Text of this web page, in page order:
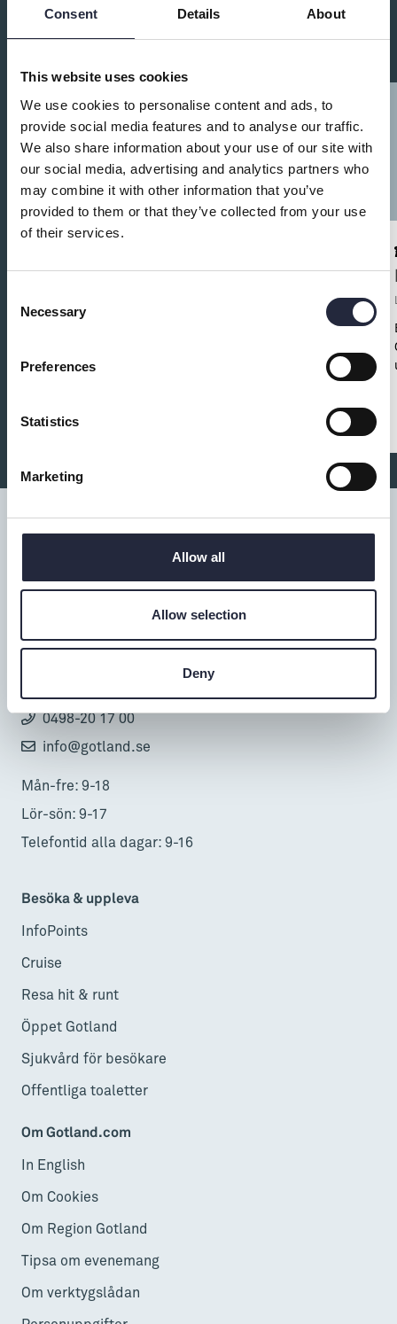
Consent Details About
This website uses cookies
We use cookies to personalise content and ads, to
provide social media features and to analyse our traffic.
We also share information about your use of our site with
our social media, advertising and analytics partners who
may combine it with other information that you’ve
provided to them or that they’ve collected from your use
of their services.
Selection
Necessary
Preferences
Statistics
Marketing
Allow all
Allow selection
Deny
Du kanske också är intresserad av:
Korpens bibliotek
bara umgås. Varmt välkommen!
0498-20 17 00
info@gotland.se
Mån-fre: 9-18
Lör-sön: 9-17
Telefontid alla dagar: 9-16
Besöka & uppleva
InfoPoints
Cruise
Resa hit & runt
Öppet Gotland
Sjukvård för besökare
Offentliga toaletter
Om Gotland.com
In English
Om Cookies
Om Region Gotland
Tipsa om evenemang
Om verktygslådan
Tillgänglighet